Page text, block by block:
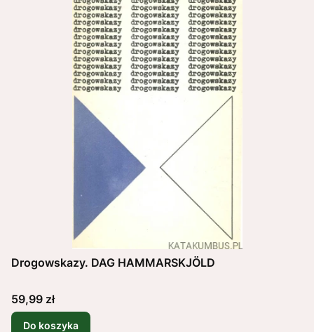
Drogowskazy. DAG HAMMARSKJÖLD
Cena
59,99 zł
Do koszyka